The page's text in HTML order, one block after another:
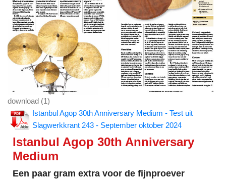
download (1)
Istanbul Agop 30th Anniversary Medium - Test uit
Slagwerkkrant 243 - September oktober 2024
Istanbul Agop 30th Anniversary
Medium
Een paar gram extra voor de fijnproever